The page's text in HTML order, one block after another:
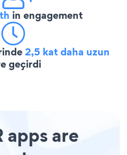
in engagement
2,5 kat daha uzun
geçirdi
apps are